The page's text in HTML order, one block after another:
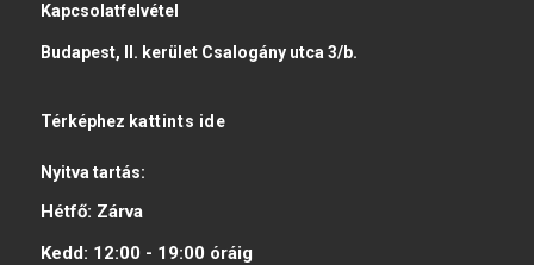
Kapcsolatfelvétel
Budapest, II. kerület Csalogány utca 3/b.
Térképhez kattints ide
Nyitva tartás:
Hétfő: Zárva
Kedd: 12:00 - 19:00 óráig